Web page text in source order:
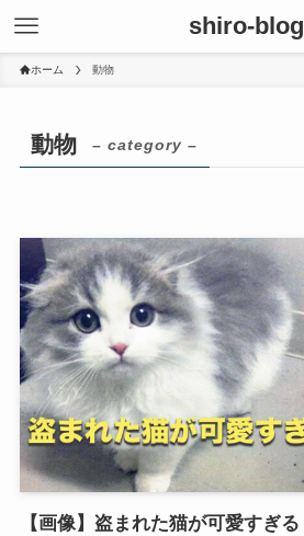
shiro-blog
ホーム 動物
動物 – category –
【画像】盗まれた猫が可愛すぎ